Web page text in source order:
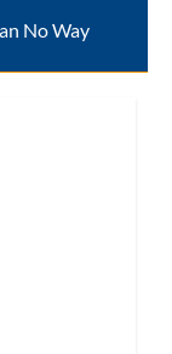
No Way